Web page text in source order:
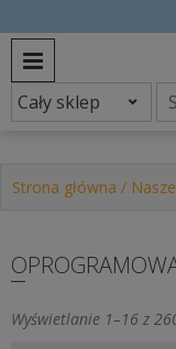
Strona główna /
Wyświetlanie 1–16 z